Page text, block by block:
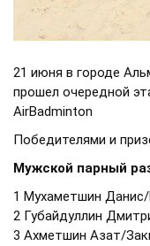
21 июня в городе
прошел очередной
AirBadminton
Победителями и
Мужской парный
1 Мухаметшин
2 Губайдуллин
3 Ахметшин Азат/